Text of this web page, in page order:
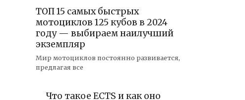
ТОП 15 самых быстрых
мотоциклов 125 кубов в 2024
году — выбираем наилучший
экземпляр
Мир мотоциклов постоянно развивается,
предлагая все
Что такое ECTS и как оно